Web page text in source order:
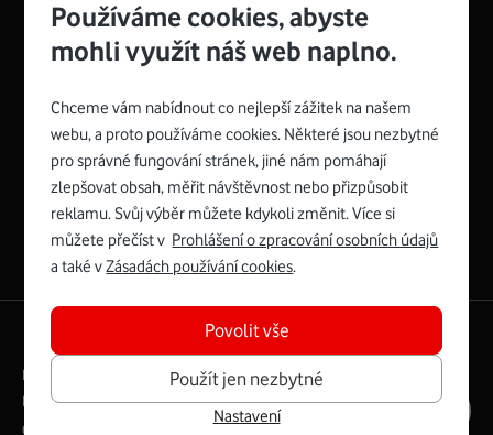
Spojte se s Vodafonem
Facebook
profil
X
profil
Instagram
profil
Youtube
profil
Vodafone
TV
LinkedIn
profil
English|Mapa webu
Právní podmínky
Ochrana soukromí
Digitální odpovědnost
Cookies Dokumenty
Ceník
Copyright © 2026 Vodafone Czech Republic a.s.
Management
consultancy
Recruitment
logo
Top
roku
Platinové
EcoVadis
Buy
Award
má
zelenou
Používáme cookies, abyste
mohli využít náš web naplno.
Chceme vám nabídnout co nejlepší zážitek na našem
webu, a proto používáme cookies. Některé jsou nezbytné
pro správné fungování stránek, jiné nám pomáhají
zlepšovat obsah, měřit návštěvnost nebo přizpůsobit
reklamu. Svůj výběr můžete kdykoli změnit. Více si
můžete přečíst v Prohlášení o zpracování osobních údajů
a také vZásadách používání cookies.
Použít jen nezbytné
Povolit vše
Nastavení